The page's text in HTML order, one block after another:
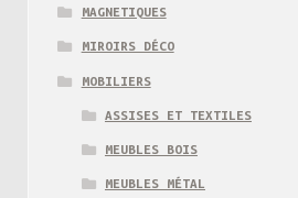
MAGNETIQUES
MIROIRS DÉCO
MOBILIERS
ASSISES ET TEXTILES
MEUBLES BOIS
MEUBLES MÉTAL